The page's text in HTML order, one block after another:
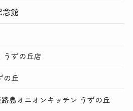
念館
うずの丘店
の丘
島オニオンキッチン うずの丘